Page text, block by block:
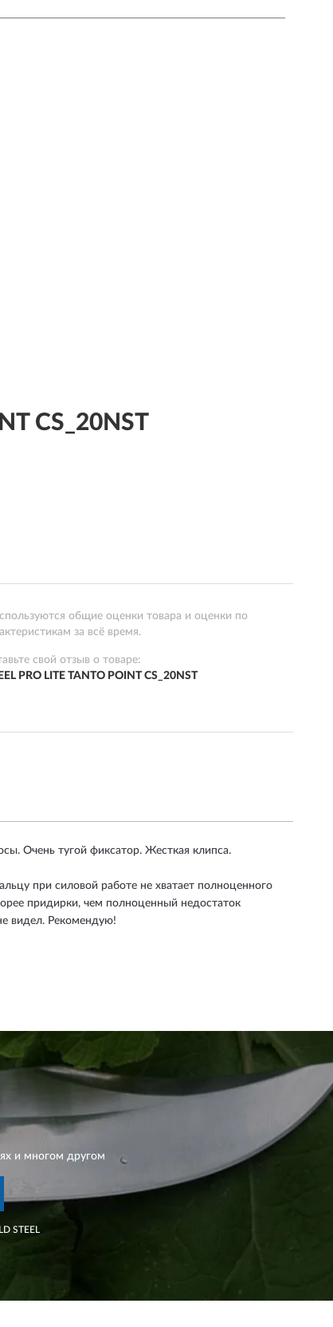
CS_20NST
общие оценки товара и оценки по
за всё время.
свой отзыв о товаре:
PRO LITE TANTO POINT CS_20NST
Очень тугой фиксатор. Жесткая клипса.
при силовой работе не хватает полноценного
придирки, чем полноценный недостаток
видел. Рекомендую!
и многом другом
STEEL